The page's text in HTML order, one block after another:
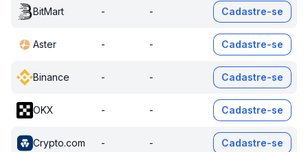
BitMart - - Cadastre-se
Aster - - Cadastre-se
Binance - - Cadastre-se
OKX - - Cadastre-se
Crypto.com - - Cadastre-se